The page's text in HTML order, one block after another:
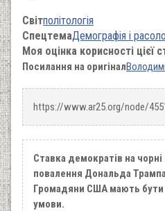
Світполітологія
СпецтемаДемографія і
Моя оцінка корисності цієї
Посилання на оригінал
https://www.ar25.org/node/
Ставка демократів на
повалення Дональда
Громадяни США мають бути
умови.